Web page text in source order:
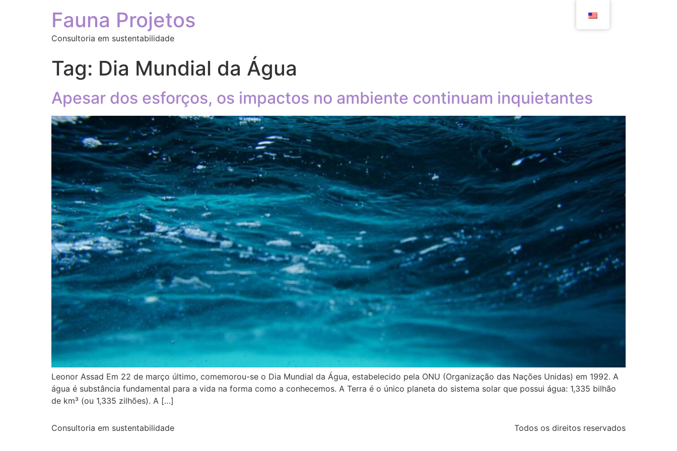
Fauna Projetos
Consultoria em sustentabilidade
Tag: Dia Mundial da Água
Apesar dos esforços, os impactos no ambiente continuam inquietantes
Leonor Assad Em 22 de março último, comemorou-se o Dia Mundial da Água, estabelecido pela ONU (Organização das Nações Unidas) em 1992. A
água é substância fundamental para a vida na forma como a conhecemos. A Terra é o único planeta do sistema solar que possui água: 1,335 bilhão
de km³ (ou 1,335 zilhões). A […]
Consultoria em sustentabilidade Todos os direitos reservados